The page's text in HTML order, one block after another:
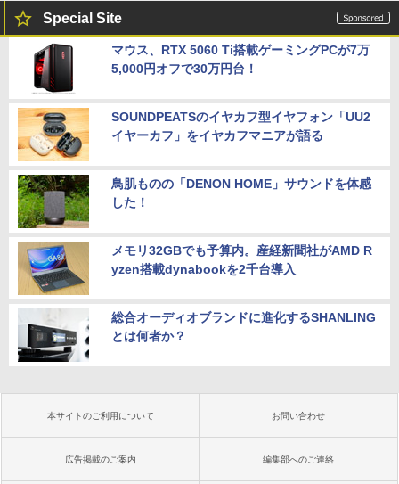
Special Site
マウス、RTX 5060 Ti搭載ゲーミングPCが7万
5,000円オフで30万円台！
SOUNDPEATSのイヤカフ型イヤフォン「UU2
イヤーカフ」をイヤカフマニアが語る
鳥肌ものの「DENON HOME」サウンドを体感
した！
メモリ32GBでも予算内。産経新聞社がAMD R
yzen搭載dynabookを2千台導入
総合オーディオブランドに進化するSHANLING
とは何者か？
本サイトのご利用について お問い合わせ
広告掲載のご案内 編集部へのご連絡